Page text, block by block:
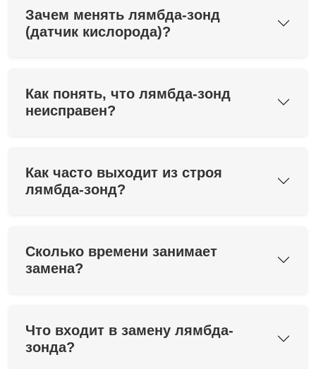
Зачем менять лямбда-зонд
(датчик кислорода)?
Как понять, что лямбда-зонд
неисправен?
Как часто выходит из строя
лямбда-зонд?
Сколько времени занимает
замена?
Что входит в замену лямбда-
зонда?